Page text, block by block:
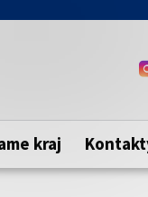
je
webovú
pred názvom
kraj